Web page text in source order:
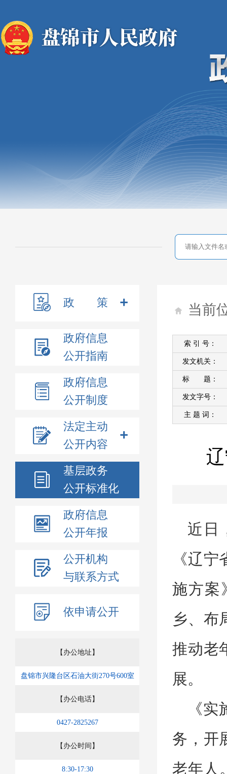
政 策
政府信息
公开指南
政府信息
公开制度
法定主动
公开内容
基层政务
公开标准化
政府信息
公开年报
公开机构
与联系方式
依申请公开
【办公地址】
盘锦市兴隆台区石油大街270号600室
【办公电话】
0427-2825267
【办公时间】
8:30-17:30
当前
索 引 号：
发文机关：
标 题：
发文字号：
主 题 词：
近日
《辽
施方案
乡、布
推动老
展。
《
务，开
老年人